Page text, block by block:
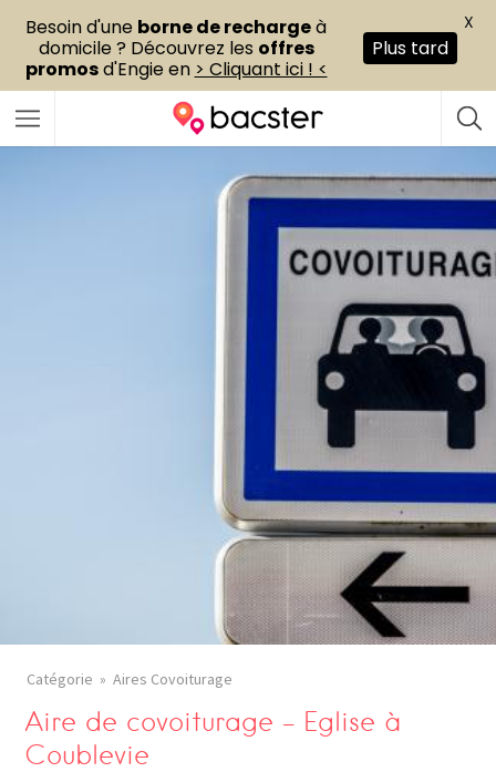
Catégorie Aires Covoiturage
Aire de covoiturage – Eglise à
Coublevie
Besoin d'une borne de rechargeà
domicile ? Découvrez les offres
promosd'Engie en > Cliquant ici ! <
Plus tard
X